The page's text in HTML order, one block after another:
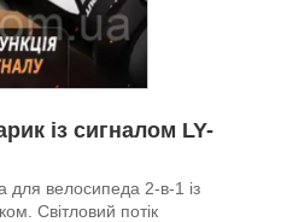
із сигналом LY-
для велосипеда 2-в-1 із
Світловий потік